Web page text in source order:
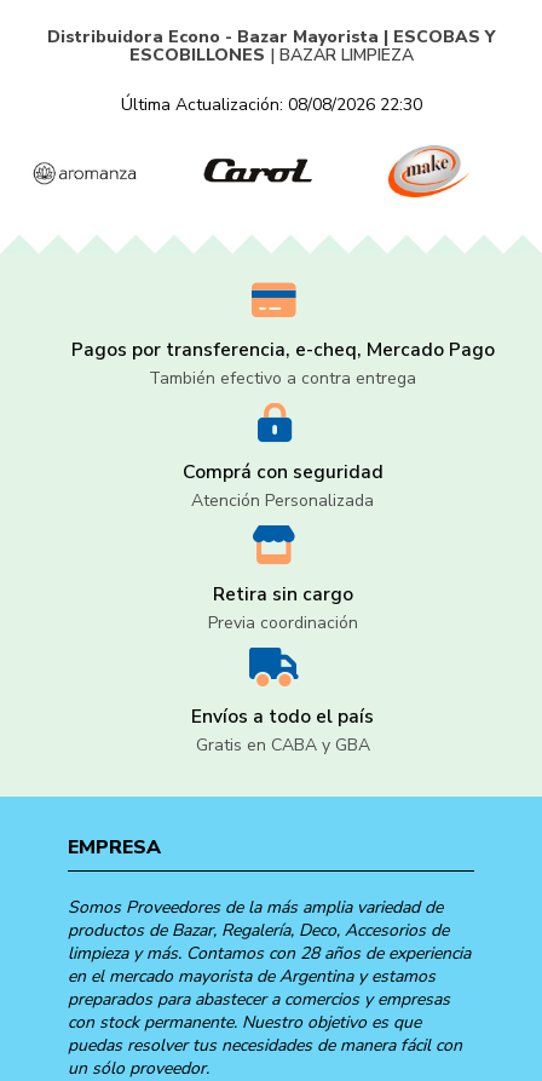
Distribuidora Econo - Bazar Mayorista | ESCOBAS Y
ESCOBILLONES | BAZAR LIMPIEZA
Última Actualización: 08/08/2026 22:30
Pagos por transferencia, e-cheq, Mercado Pago
También efectivo a contra entrega
Comprá con seguridad
Atención Personalizada
Retira sin cargo
Previa coordinación
Envíos a todo el país
Gratis en CABA y GBA
EMPRESA
Somos Proveedores de la más amplia variedad de
productos de Bazar, Regalería, Deco, Accesorios de
limpieza y más. Contamos con 28 años de experiencia
en el mercado mayorista de Argentina y estamos
preparados para abastecer a comercios y empresas
con stock permanente. Nuestro objetivo es que
puedas resolver tus necesidades de manera fácil con
un sólo proveedor.